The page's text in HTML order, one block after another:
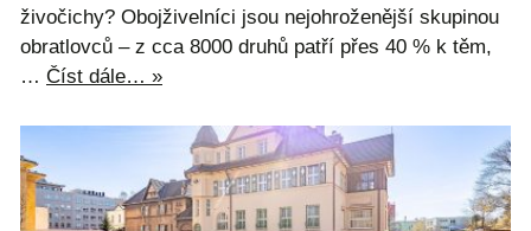
živočichy? Obojživelníci jsou nejohroženější skupinou
obratlovců – z cca 8000 druhů patří přes 40 % k těm,
… Číst dále… »